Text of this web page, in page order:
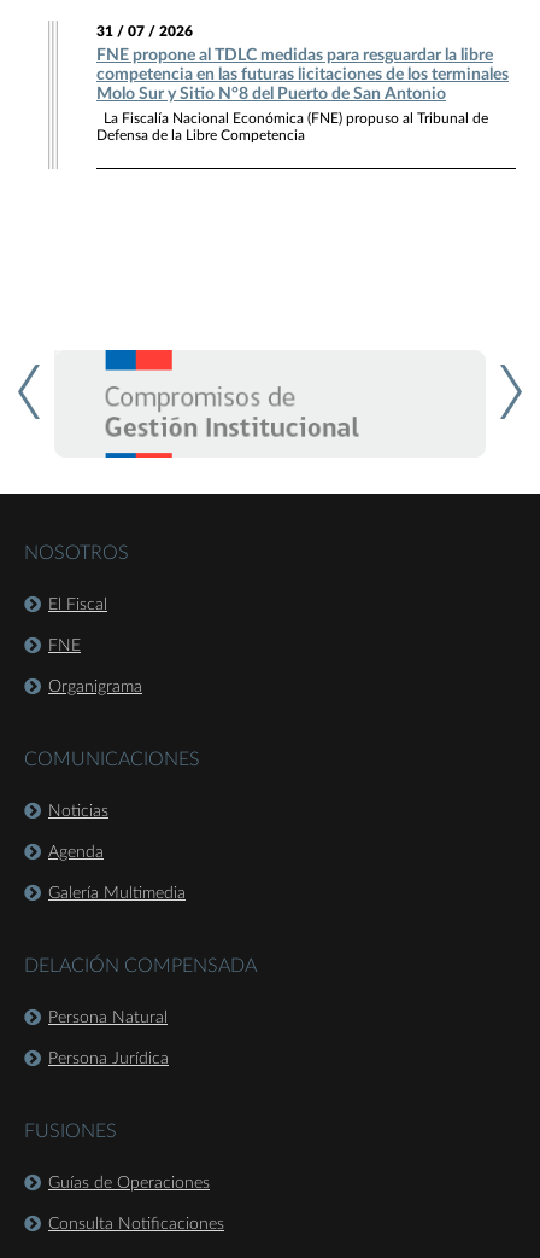
31 / 07 / 2026
FNE propone al TDLC medidas para resguardar la libre
competencia en las futuras licitaciones de los terminales
Molo Sur y Sitio N°8 del Puerto de San Antonio
La Fiscalía Nacional Económica (FNE) propuso al Tribunal de
Defensa de la Libre Competencia
NOSOTROS
El Fiscal
FNE
Organigrama
COMUNICACIONES
Noticias
Agenda
Galería Multimedia
DELACIÓN COMPENSADA
Persona Natural
Persona Jurídica
FUSIONES
Guías de Operaciones
Consulta Notificaciones